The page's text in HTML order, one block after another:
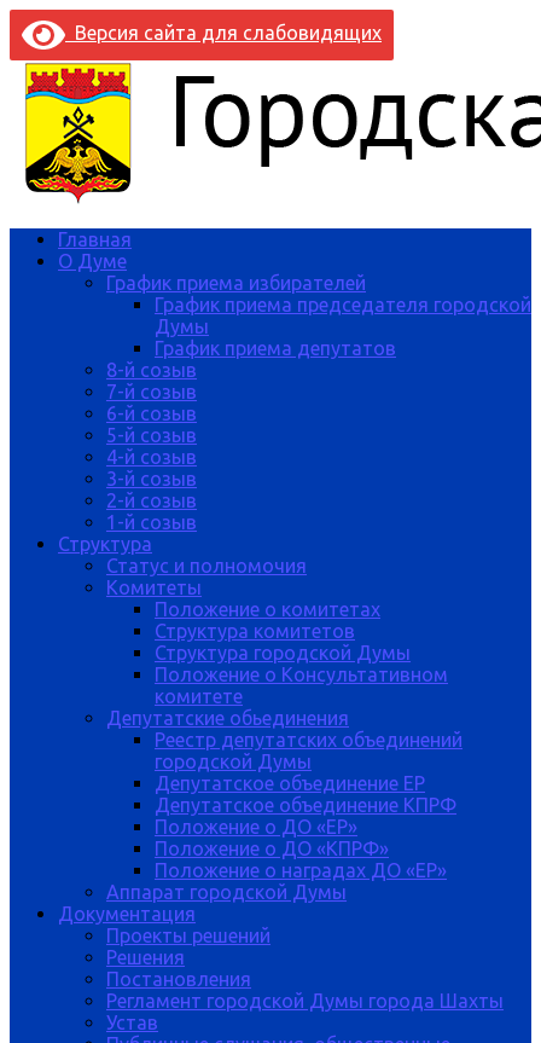
Версия сайта для слабовидящих
Главная
О Думе
График приема избирателей
График приема председателя городской
Думы
График приема депутатов
8-й созыв
7-й созыв
6-й созыв
5-й созыв
4-й созыв
3-й созыв
2-й созыв
1-й созыв
Структура
Статус и полномочия
Комитеты
Положение о комитетах
Структура комитетов
Структура городской Думы
Положение о Консультативном
комитете
Депутатские обьединения
Реестр депутатских объединений
городской Думы
Депутатское объединение ЕР
Депутатское объединение КПРФ
Положение о ДО «ЕР»
Положение о ДО «КПРФ»
Положение о наградах ДО «ЕР»
Аппарат городской Думы
Документация
Проекты решений
Решения
Постановления
Регламент городской Думы города Шахты
Устав